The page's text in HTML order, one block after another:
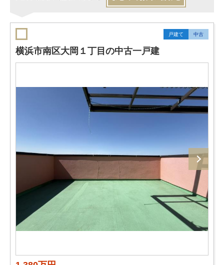
戸建て 中古
横浜市南区大岡１丁目の中古一戸建